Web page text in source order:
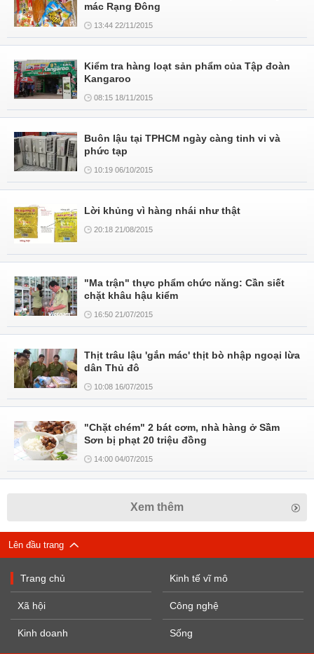
mác Rạng Đông
13:44 22/11/2015
Kiểm tra hàng loạt sản phẩm của Tập đoàn
Kangaroo
08:15 18/11/2015
Buôn lậu tại TPHCM ngày càng tinh vi và
phức tạp
10:19 06/10/2015
Lời khủng vì hàng nhái như thật
20:18 21/08/2015
"Ma trận" thực phẩm chức năng: Cần siết
chặt khâu hậu kiểm
16:50 21/07/2015
Thịt trâu lậu 'gắn mác' thịt bò nhập ngoại lừa
dân Thủ đô
10:08 16/07/2015
"Chặt chém" 2 bát cơm, nhà hàng ở Sầm
Sơn bị phạt 20 triệu đồng
14:00 04/07/2015
Xem thêm
Lên đầu trang
Trang chủ
Xã hội
Kinh doanh
Kinh tế vĩ mô
Công nghệ
Sống